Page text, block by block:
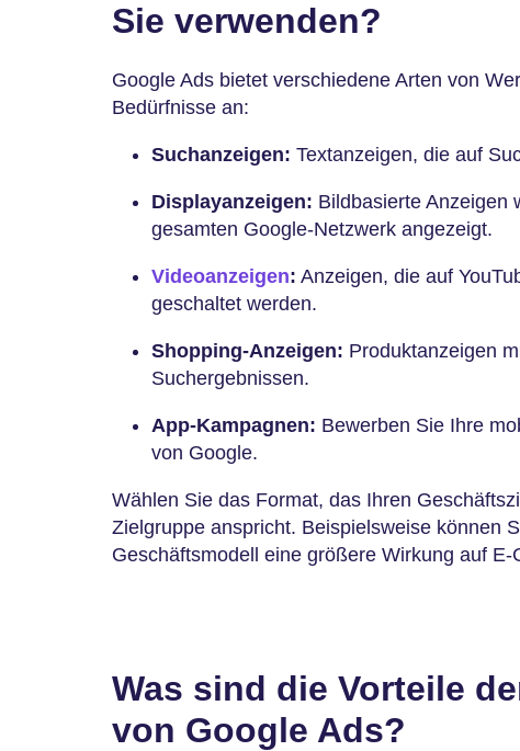
Sie verwenden?
Google Ads bietet verschiedene Arten von
Bedürfnisse an:
Suchanzeigen: Textanzeigen, die auf
Displayanzeigen: Bildbasierte Anzeigen
gesamten Google-Netzwerk angezeigt.
Videoanzeigen: Anzeigen, die auf
geschaltet werden.
Shopping-Anzeigen: Produktanzeigen
Suchergebnissen.
App-Kampagnen: Bewerben Sie Ihre
von Google.
Wählen Sie das Format, das Ihren
Zielgruppe anspricht. Beispielsweise können
Geschäftsmodell eine größere Wirkung auf
Was sind die Vorteile
von Google Ads?